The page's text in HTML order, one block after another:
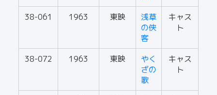
38-061 1963 東映
浅草
の侠
客
キャス
ト
38-072 1963 東映
やく
ざの
歌
キャス
ト